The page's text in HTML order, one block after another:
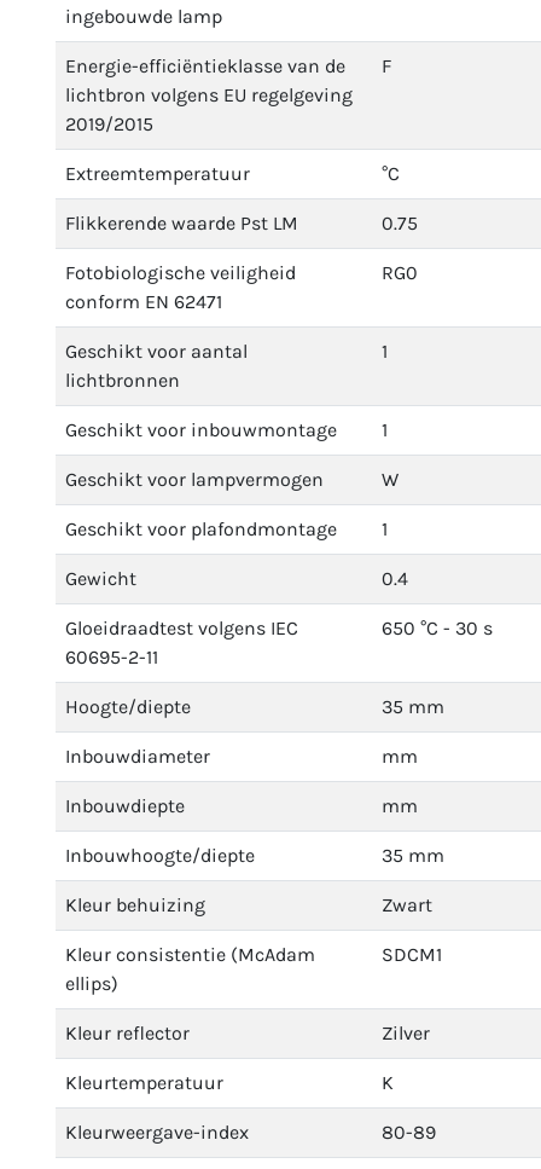
ingebouwde lamp
Energie-efficiëntieklasse van de
lichtbron volgens EU regelgeving
2019/2015
F
Extreemtemperatuur °C
Flikkerende waarde Pst LM 0.75
Fotobiologische veiligheid
conform EN 62471
RG0
Geschikt voor aantal
lichtbronnen
1
Geschikt voor inbouwmontage 1
Geschikt voor lampvermogen W
Geschikt voor plafondmontage 1
Gewicht 0.4
Gloeidraadtest volgens IEC
60695-2-11
650 °C - 30 s
Hoogte/diepte 35 mm
Inbouwdiameter mm
Inbouwdiepte mm
Inbouwhoogte/diepte 35 mm
Kleur behuizing Zwart
Kleur consistentie (McAdam
ellips)
SDCM1
Kleur reflector Zilver
Kleurtemperatuur K
Kleurweergave-index 80-89